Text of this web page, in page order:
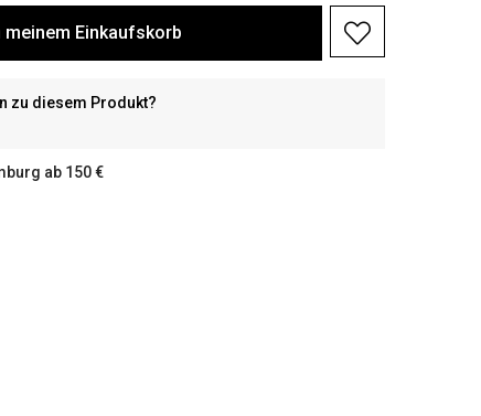
meinem Einkaufskorb
zu diesem Produkt?
ab 150 €